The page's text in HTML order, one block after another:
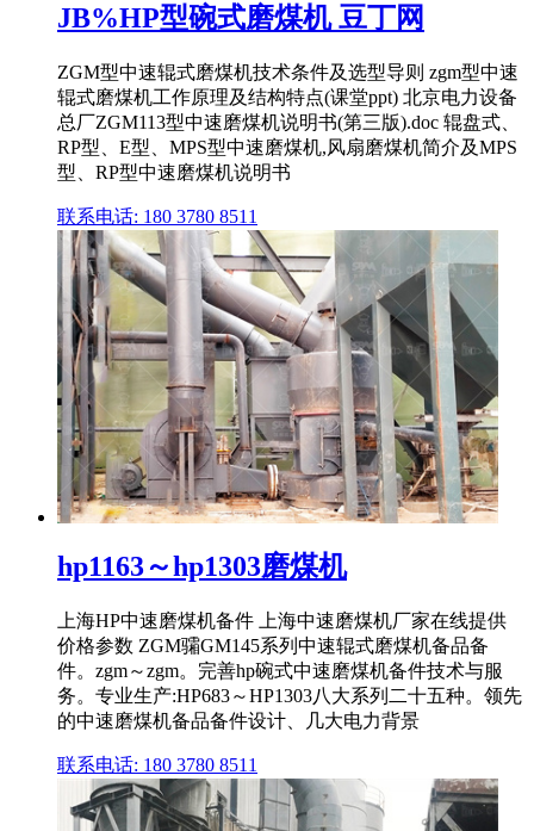
JB%HP型碗式磨煤机 豆丁网
ZGM型中速辊式磨煤机技术条件及选型导则 zgm型中速
辊式磨煤机工作原理及结构特点(课堂ppt) 北京电力设备
总厂ZGM113型中速磨煤机说明书(第三版).doc 辊盘式、
RP型、E型、MPS型中速磨煤机,风扇磨煤机简介及MPS
型、RP型中速磨煤机说明书
联系电话: 180 3780 8511
hp1163～hp1303磨煤机
上海HP中速磨煤机备件 上海中速磨煤机厂家在线提供
价格参数 ZGM骦GM145系列中速辊式磨煤机备品备
件。zgm～zgm。完善hp碗式中速磨煤机备件技术与服
务。专业生产:HP683～HP1303八大系列二十五种。领先
的中速磨煤机备品备件设计、几大电力背景
联系电话: 180 3780 8511